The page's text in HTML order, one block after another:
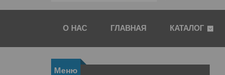
О НАС ГЛАВНАЯ КАТАЛОГ